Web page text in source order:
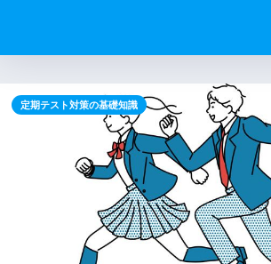
定期テスト対策の基礎知識